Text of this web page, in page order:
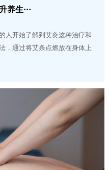
养生···
人开始了解到艾灸这种治疗和
，通过将艾条点燃放在身体上